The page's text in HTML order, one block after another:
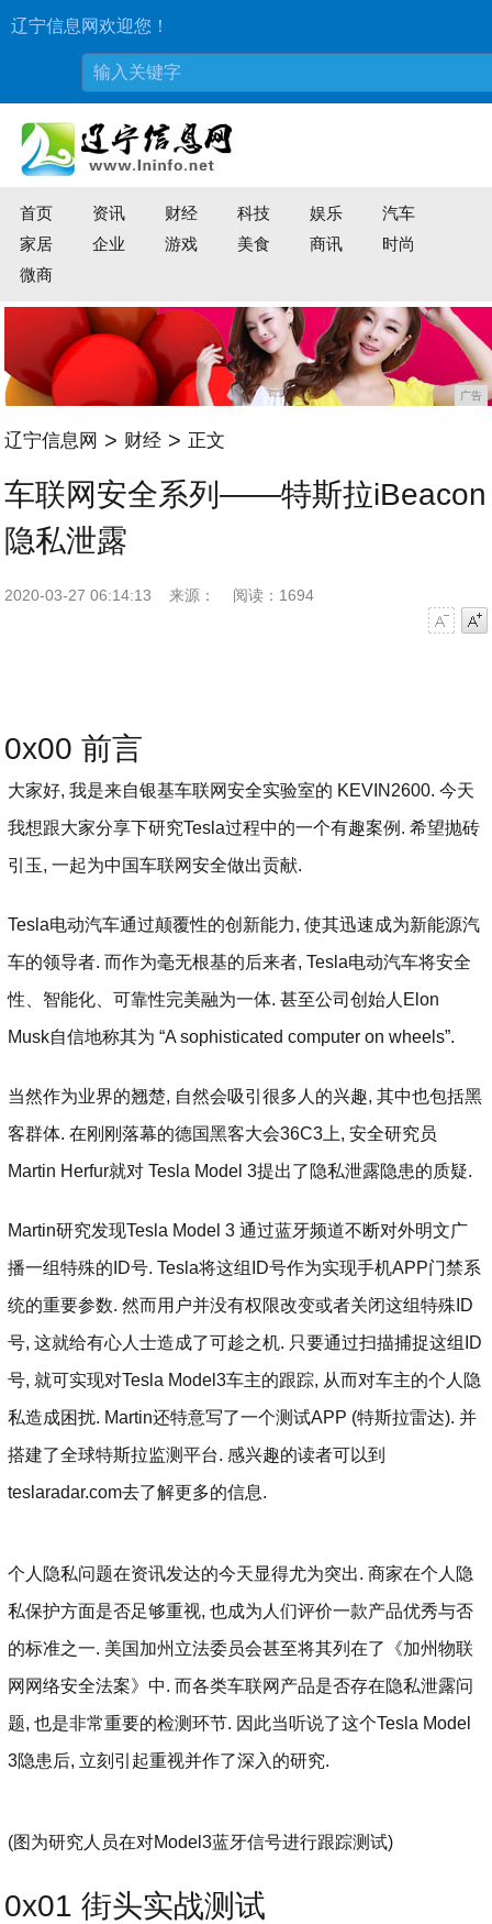
辽宁信息网欢迎您！
首页 资讯 财经 科技 娱乐
汽车
家居
企业 游戏 美食 商讯
时尚
微商
广告
辽宁信息网 > 财经 > 正文
车联网安全系列——特斯拉iBeacon
隐私泄露
2020-03-27 06:14:13 来源：
阅读：1694
0x00 前言
大家好, 我是来自银基车联网安全实验室的 KEVIN2600. 今天
我想跟大家分享下研究Tesla过程中的一个有趣案例. 希望抛砖
引玉, 一起为中国车联网安全做出贡献.
Tesla电动汽车通过颠覆性的创新能力, 使其迅速成为新能源汽
车的领导者. 而作为毫无根基的后来者, Tesla电动汽车将安全
性、智能化、可靠性完美融为一体. 甚至公司创始人Elon
Musk自信地称其为 “A sophisticated computer on wheels”.
当然作为业界的翘楚, 自然会吸引很多人的兴趣, 其中也包括黑
客群体. 在刚刚落幕的德国黑客大会36C3上, 安全研究员
Martin Herfur就对 Tesla Model 3提出了隐私泄露隐患的质疑.
Martin研究发现Tesla Model 3 通过蓝牙频道不断对外明文广
播一组特殊的ID号. Tesla将这组ID号作为实现手机APP门禁系
统的重要参数. 然而用户并没有权限改变或者关闭这组特殊ID
号, 这就给有心人士造成了可趁之机. 只要通过扫描捕捉这组ID
号, 就可实现对Tesla Model3车主的跟踪, 从而对车主的个人隐
私造成困扰. Martin还特意写了一个测试APP (特斯拉雷达). 并
搭建了全球特斯拉监测平台. 感兴趣的读者可以到
teslaradar.com去了解更多的信息.
个人隐私问题在资讯发达的今天显得尤为突出. 商家在个人隐
私保护方面是否足够重视, 也成为人们评价一款产品优秀与否
的标准之一. 美国加州立法委员会甚至将其列在了《加州物联
网网络安全法案》中. 而各类车联网产品是否存在隐私泄露问
题, 也是非常重要的检测环节. 因此当听说了这个Tesla Model
3隐患后, 立刻引起重视并作了深入的研究.
(图为研究人员在对Model3蓝牙信号进行跟踪测试)
0x01 街头实战测试